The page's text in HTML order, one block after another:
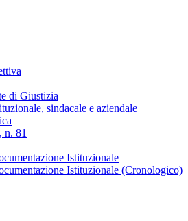
di Giustizia
sindacale e aziendale
n. 81
Istituzionale
Istituzionale (Cronologico)